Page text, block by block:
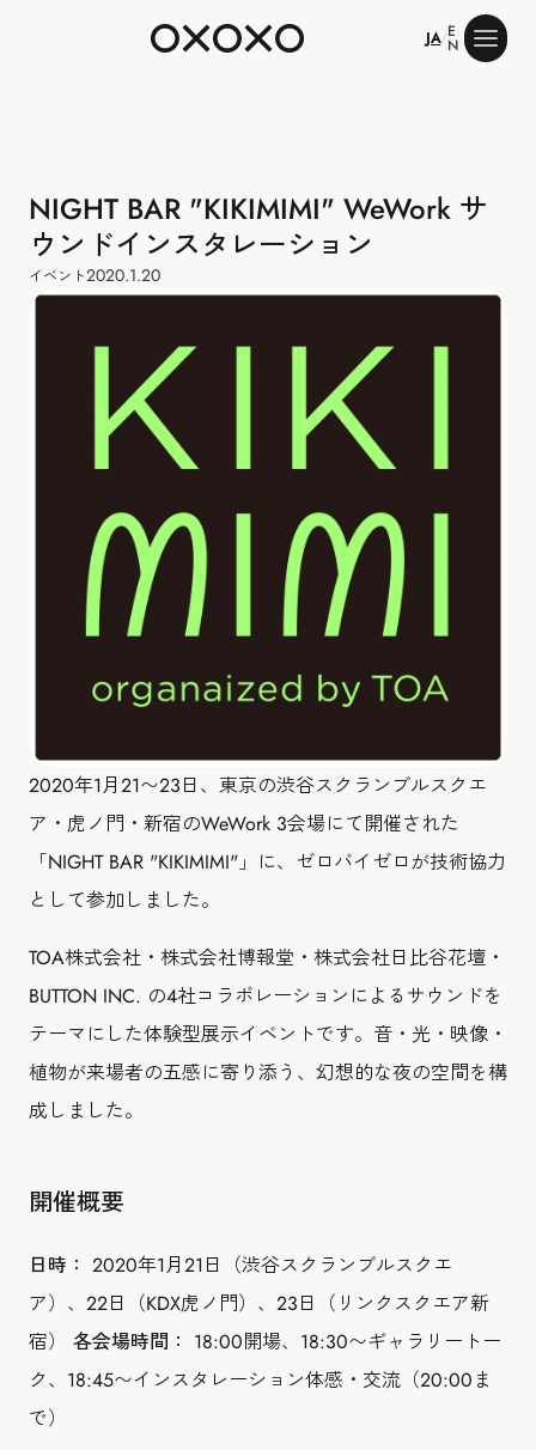
JA/E
N
NIGHT BAR "KIKIMIMI" WeWork サ
ウンドインスタレーション
イベント2020.1.20
2020年1月21〜23日、東京の渋谷スクランブルスクエ
ア・虎ノ門・新宿のWeWork 3会場にて開催された
「NIGHT BAR "KIKIMIMI"」に、ゼロバイゼロが技術協力
として参加しました。
TOA株式会社・株式会社博報堂・株式会社日比谷花壇・
BUTTON INC. の4社コラボレーションによるサウンドを
テーマにした体験型展示イベントです。音・光・映像・
植物が来場者の五感に寄り添う、幻想的な夜の空間を構
成しました。
開催概要
日時： 2020年1月21日（渋谷スクランブルスクエ
ア）、22日（KDX虎ノ門）、23日（リンクスクエア新
宿） 各会場時間： 18:00開場、18:30〜ギャラリートー
ク、18:45〜インスタレーション体感・交流（20:00ま
で）